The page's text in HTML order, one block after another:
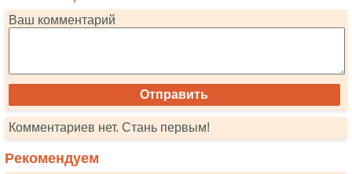
Ваш комментарий
Комментариев нет. Стань первым!
Рекомендуем